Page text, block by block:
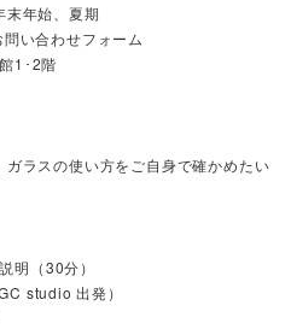
末年始、夏期
い合わせフォーム
1･2階
ラスの使い方をご自身で確かめたい
（30分）
studio 出発）